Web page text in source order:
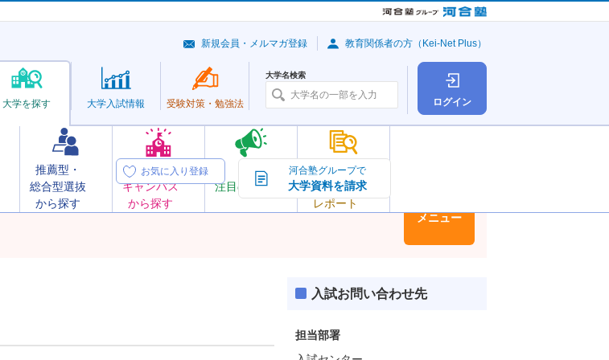
ログイン
大学を探す
推薦型・
総合型選抜
から探す
オープン
キャンパス
から探す
注目の大学
大学の今
トピック＆
レポート
大学入試情報 受験対策・ 勉強法
大学名検索
新規会員・メルマガ登録 教育関係者の方（Kei-Net Plus）
お気に入り登録 河合塾グループで
大学資料を請求
メニュー
入試お問い合わせ先
担当部署